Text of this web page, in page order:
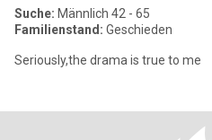
Suche: Männlich 42 - 65
Familienstand: Geschieden
Seriously,the drama is true to me